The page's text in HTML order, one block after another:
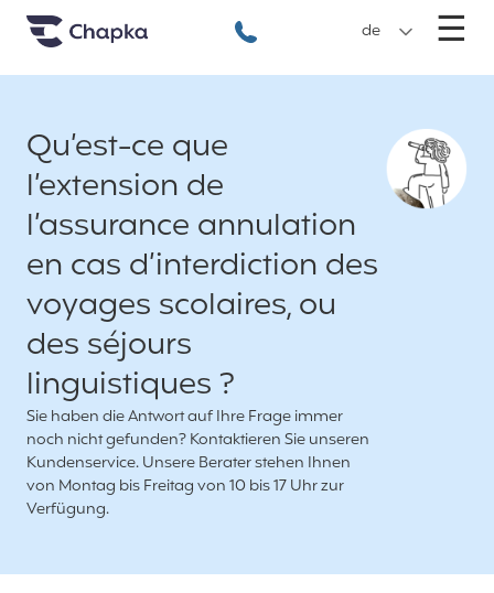
Chapka travel Insurance
+49 89 3803 5256
de ☰
Qu’est-ce que
l’extension de
l’assurance annulation
en cas d’interdiction des
voyages scolaires, ou
des séjours
linguistiques ?
Sie haben die Antwort auf Ihre Frage immer
noch nicht gefunden? Kontaktieren Sie unseren
Kundenservice. Unsere Berater stehen Ihnen
von Montag bis Freitag von 10 bis 17 Uhr zur
Verfügung.